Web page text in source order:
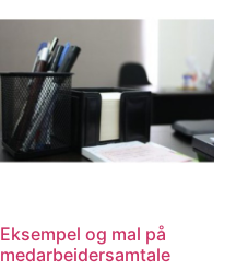
Eksempel og mal på
medarbeidersamtale